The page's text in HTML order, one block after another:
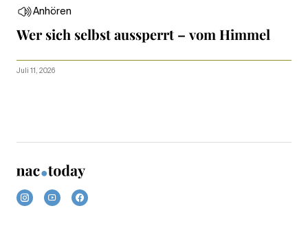
Anhören
Wer sich selbst aussperrt – vom Himmel
Juli 11, 2026